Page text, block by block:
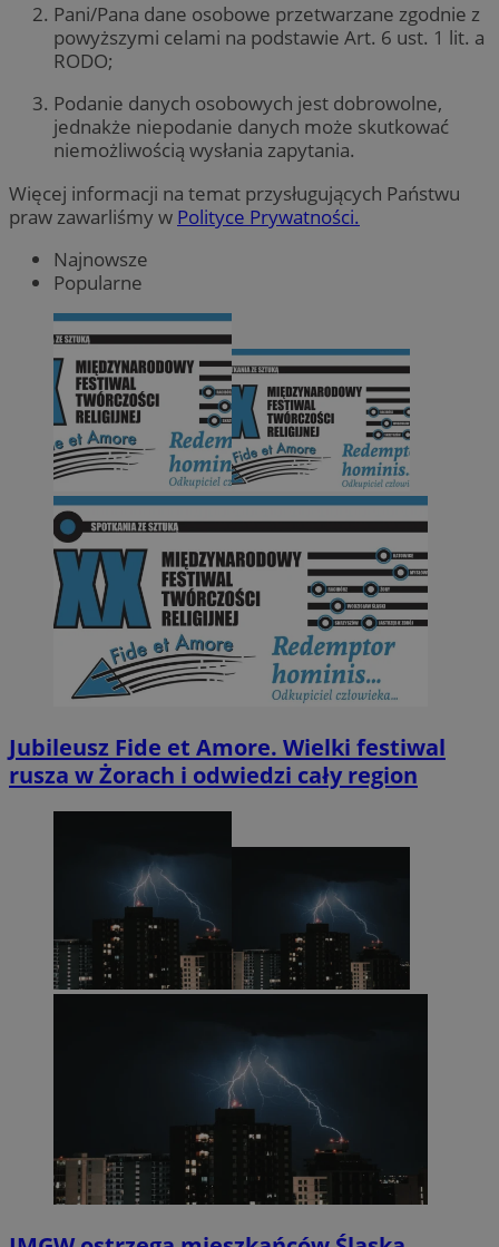
Pani/Pana dane osobowe przetwarzane zgodnie z
powyższymi celami na podstawie Art. 6 ust. 1 lit. a
RODO;
Podanie danych osobowych jest dobrowolne,
jednakże niepodanie danych może skutkować
niemożliwością wysłania zapytania.
Więcej informacji na temat przysługujących Państwu
praw zawarliśmy w Polityce Prywatności.
Najnowsze
Popularne
Jubileusz Fide et Amore. Wielki festiwal
rusza w Żorach i odwiedzi cały region